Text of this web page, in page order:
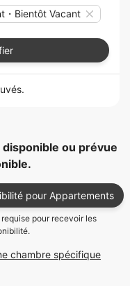
・Bientôt Vacant
ou prévue
pour Appartements
pour recevoir les
chambre spécifique